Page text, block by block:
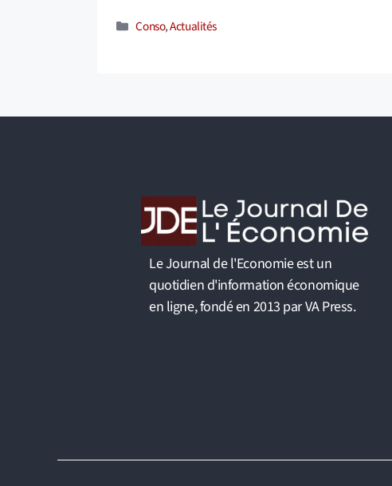
Catégories
Conso,Actualités
Le Journal de l'Economie est un
quotidien d'information économique
en ligne, fondé en 2013 par VA Press.